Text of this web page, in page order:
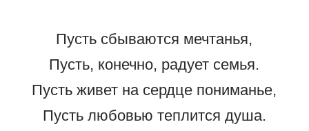
Пусть сбываются мечтанья,
Пусть, конечно, радует семья.
Пусть живет на сердце пониманье,
Пусть любовью теплится душа.